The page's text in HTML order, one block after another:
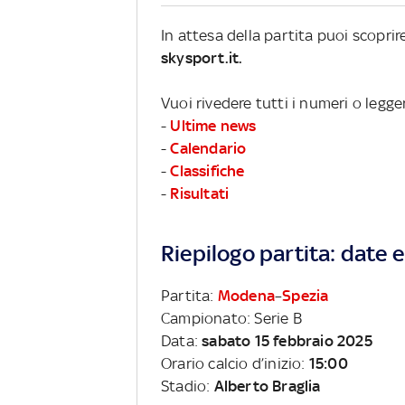
In attesa della partita puoi
skysport.it.
Vuoi rivedere tutti i numeri o
- Ultime news
-Calendario
-Classifiche
- Risultati
Riepilogo partita: date
Partita: Modena–Spezia
Campionato: Serie B
Data:sabato 15 febbraio 2025
Orario calcio d’inizio: 15:00
Stadio: Alberto Braglia